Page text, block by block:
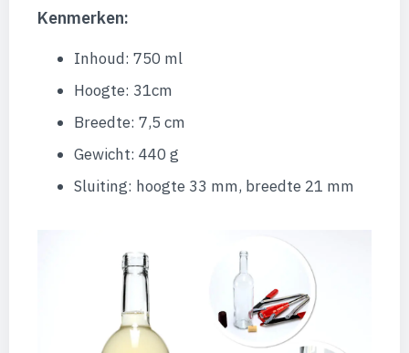
Kenmerken:
Inhoud: 750 ml
Hoogte: 31cm
Breedte: 7,5 cm
Gewicht: 440 g
Sluiting: hoogte 33 mm, breedte 21 mm